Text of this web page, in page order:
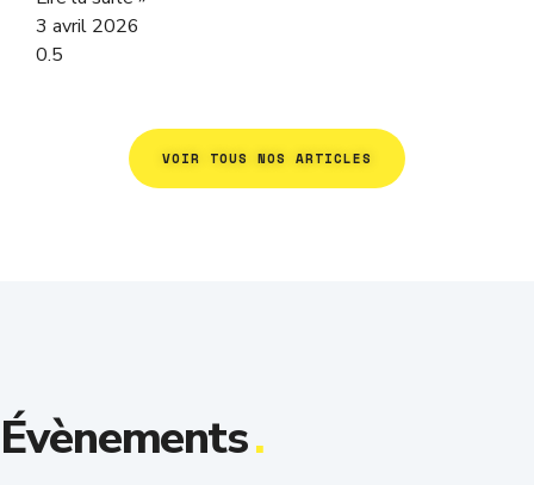
3 avril 2026
VOIR TOUS NOS ARTICLES
Évènements.